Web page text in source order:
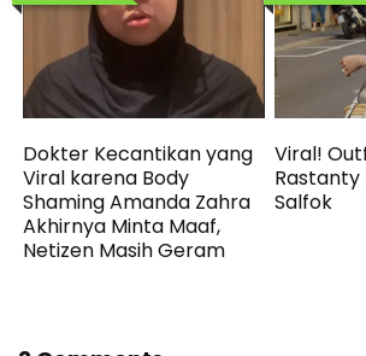
Dokter Kecantikan yang
Viral karena Body
Shaming Amanda Zahra
Akhirnya Minta Maaf,
Netizen Masih Geram
Viral!
Rastanty
Salfok